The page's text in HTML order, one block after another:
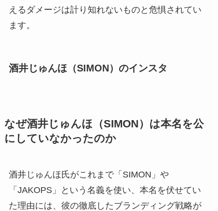
えるダメージは計り知れないものと危惧されてい
ます。
酒井じゅんほ（SIMON）のインスタ
なぜ酒井じゅんほ（SIMON）は本名を公
にしていなかったのか
酒井じゅんほ氏がこれまで「SIMON」や
「JAKOPS」という名義を使い、本名を伏せてい
た理由には、彼の徹底したブランディング戦略が